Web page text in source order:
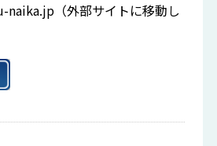
naika.jp （外部サイトに移動し